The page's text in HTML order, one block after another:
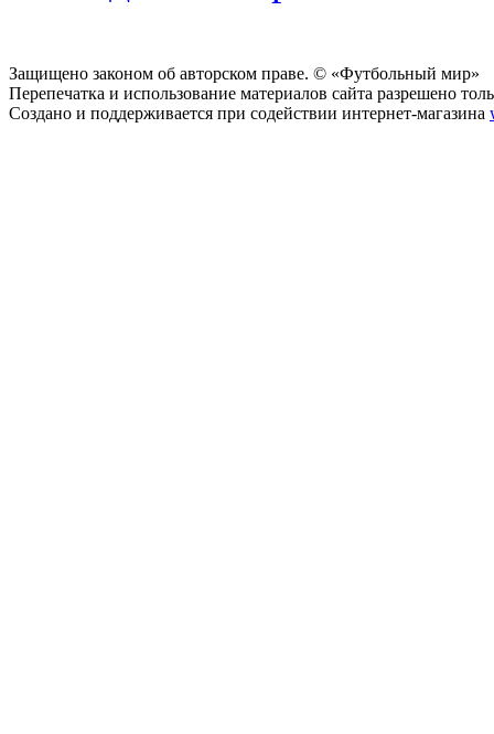
Защищено законом об авторском праве. © «Футбольный мир»
Перепечатка и использование материалов сайта разрешено
Создано и поддерживается при содействии интернет-магазина